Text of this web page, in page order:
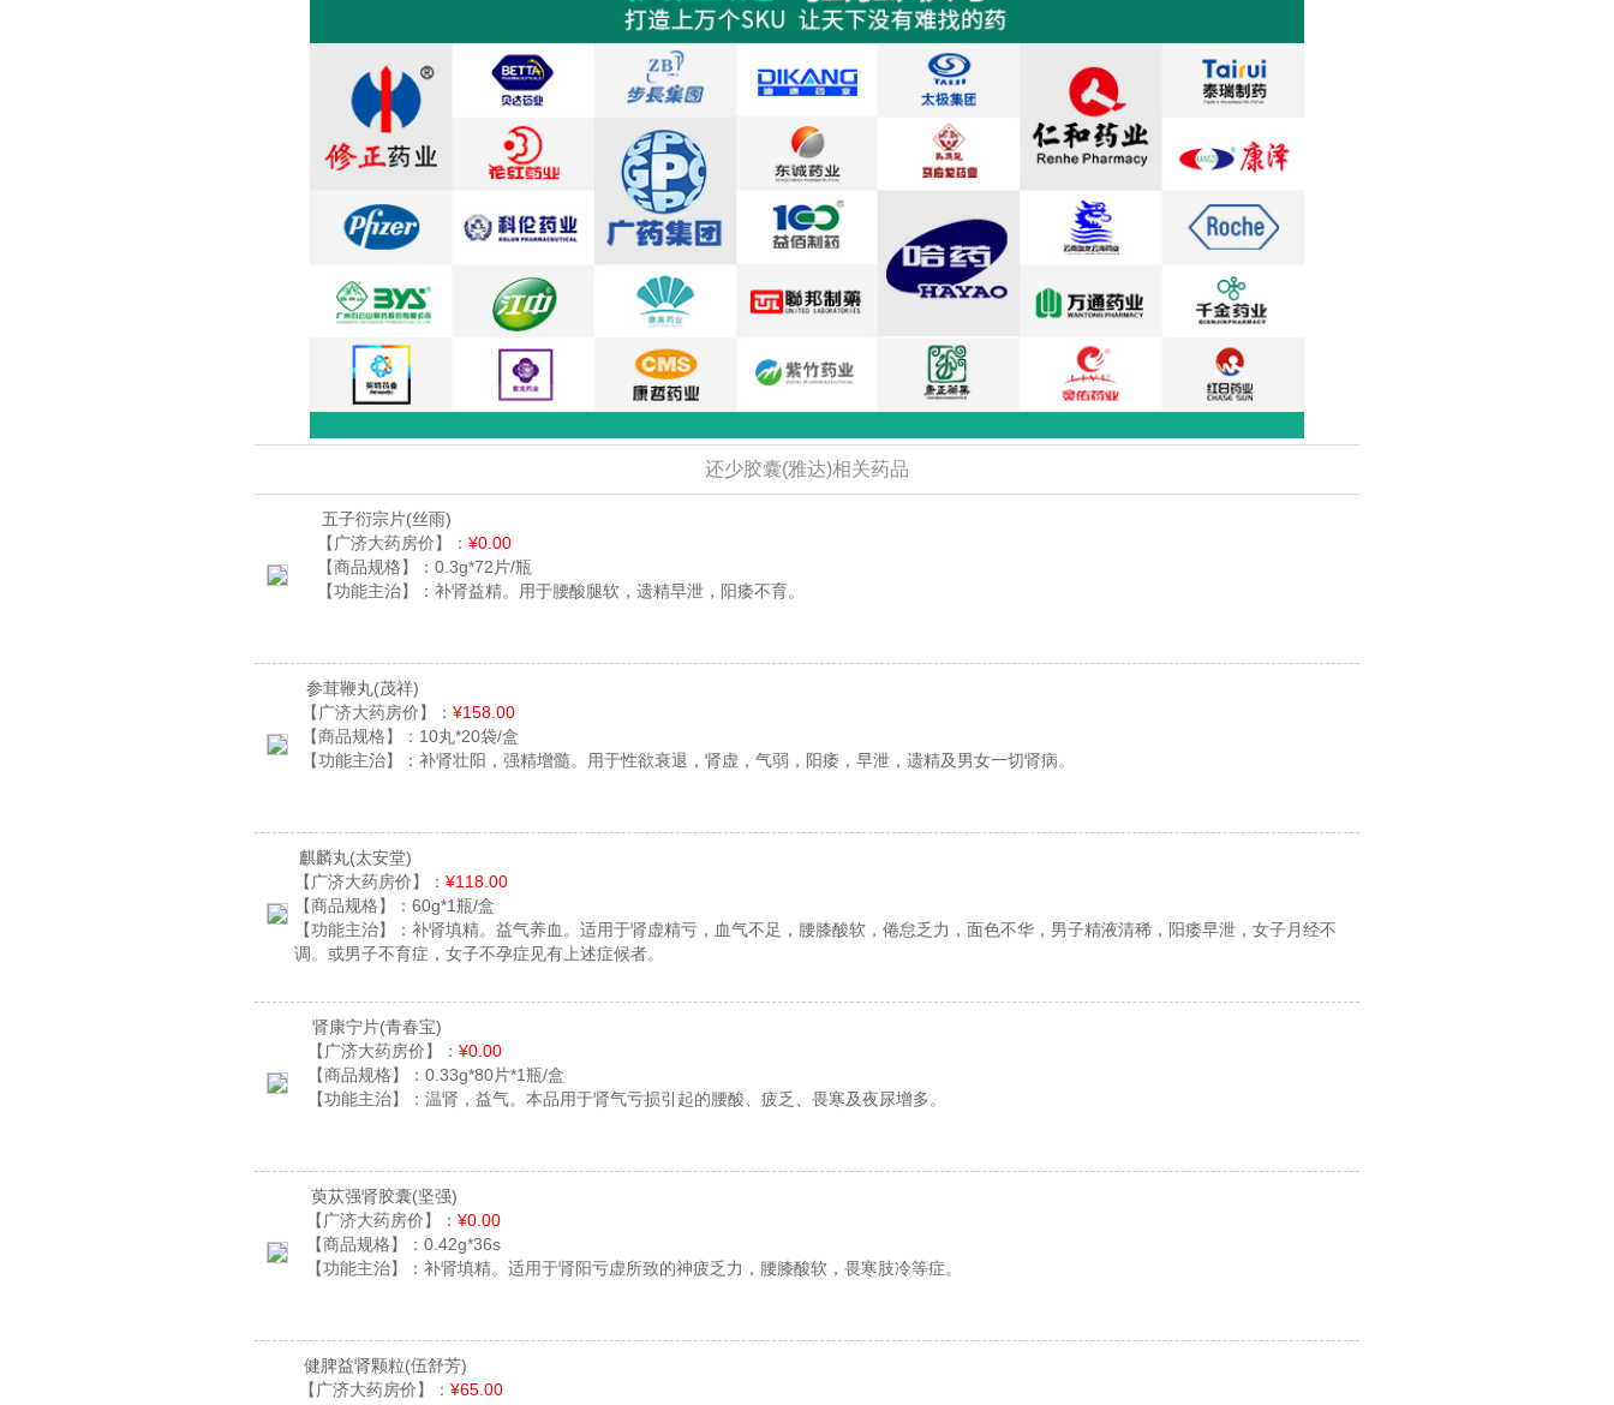
还少胶囊(雅达)相关药品
五子衍宗片(丝雨)
【广济大药房价】： ¥0.00
【商品规格】： 0.3g*72片/瓶
【功能主治】： 补肾益精。用于腰酸腿软，遗精早泄，阳痿不育。
参茸鞭丸(茂祥)
【广济大药房价】： ¥158.00
【商品规格】： 10丸*20袋/盒
【功能主治】： 补肾壮阳，强精增髓。用于性欲衰退，肾虚，气弱，阳痿，早泄，遗精及男女一切肾病。
麒麟丸(太安堂)
【广济大药房价】： ¥118.00
【商品规格】： 60g*1瓶/盒
【功能主治】： 补肾填精。益气养血。适用于肾虚精亏，血气不足，腰膝酸软，倦怠乏力，面色不华，男子精液清稀，阳痿早泄，女子月经不
调。或男子不育症，女子不孕症见有上述症候者。
肾康宁片(青春宝)
【广济大药房价】： ¥0.00
【商品规格】： 0.33g*80片*1瓶/盒
【功能主治】： 温肾，益气。本品用于肾气亏损引起的腰酸、疲乏、畏寒及夜尿增多。
萸苁强肾胶囊(坚强)
【广济大药房价】： ¥0.00
【商品规格】： 0.42g*36s
【功能主治】： 补肾填精。适用于肾阳亏虚所致的神疲乏力，腰膝酸软，畏寒肢冷等症。
健脾益肾颗粒(伍舒芳)
【广济大药房价】： ¥65.00